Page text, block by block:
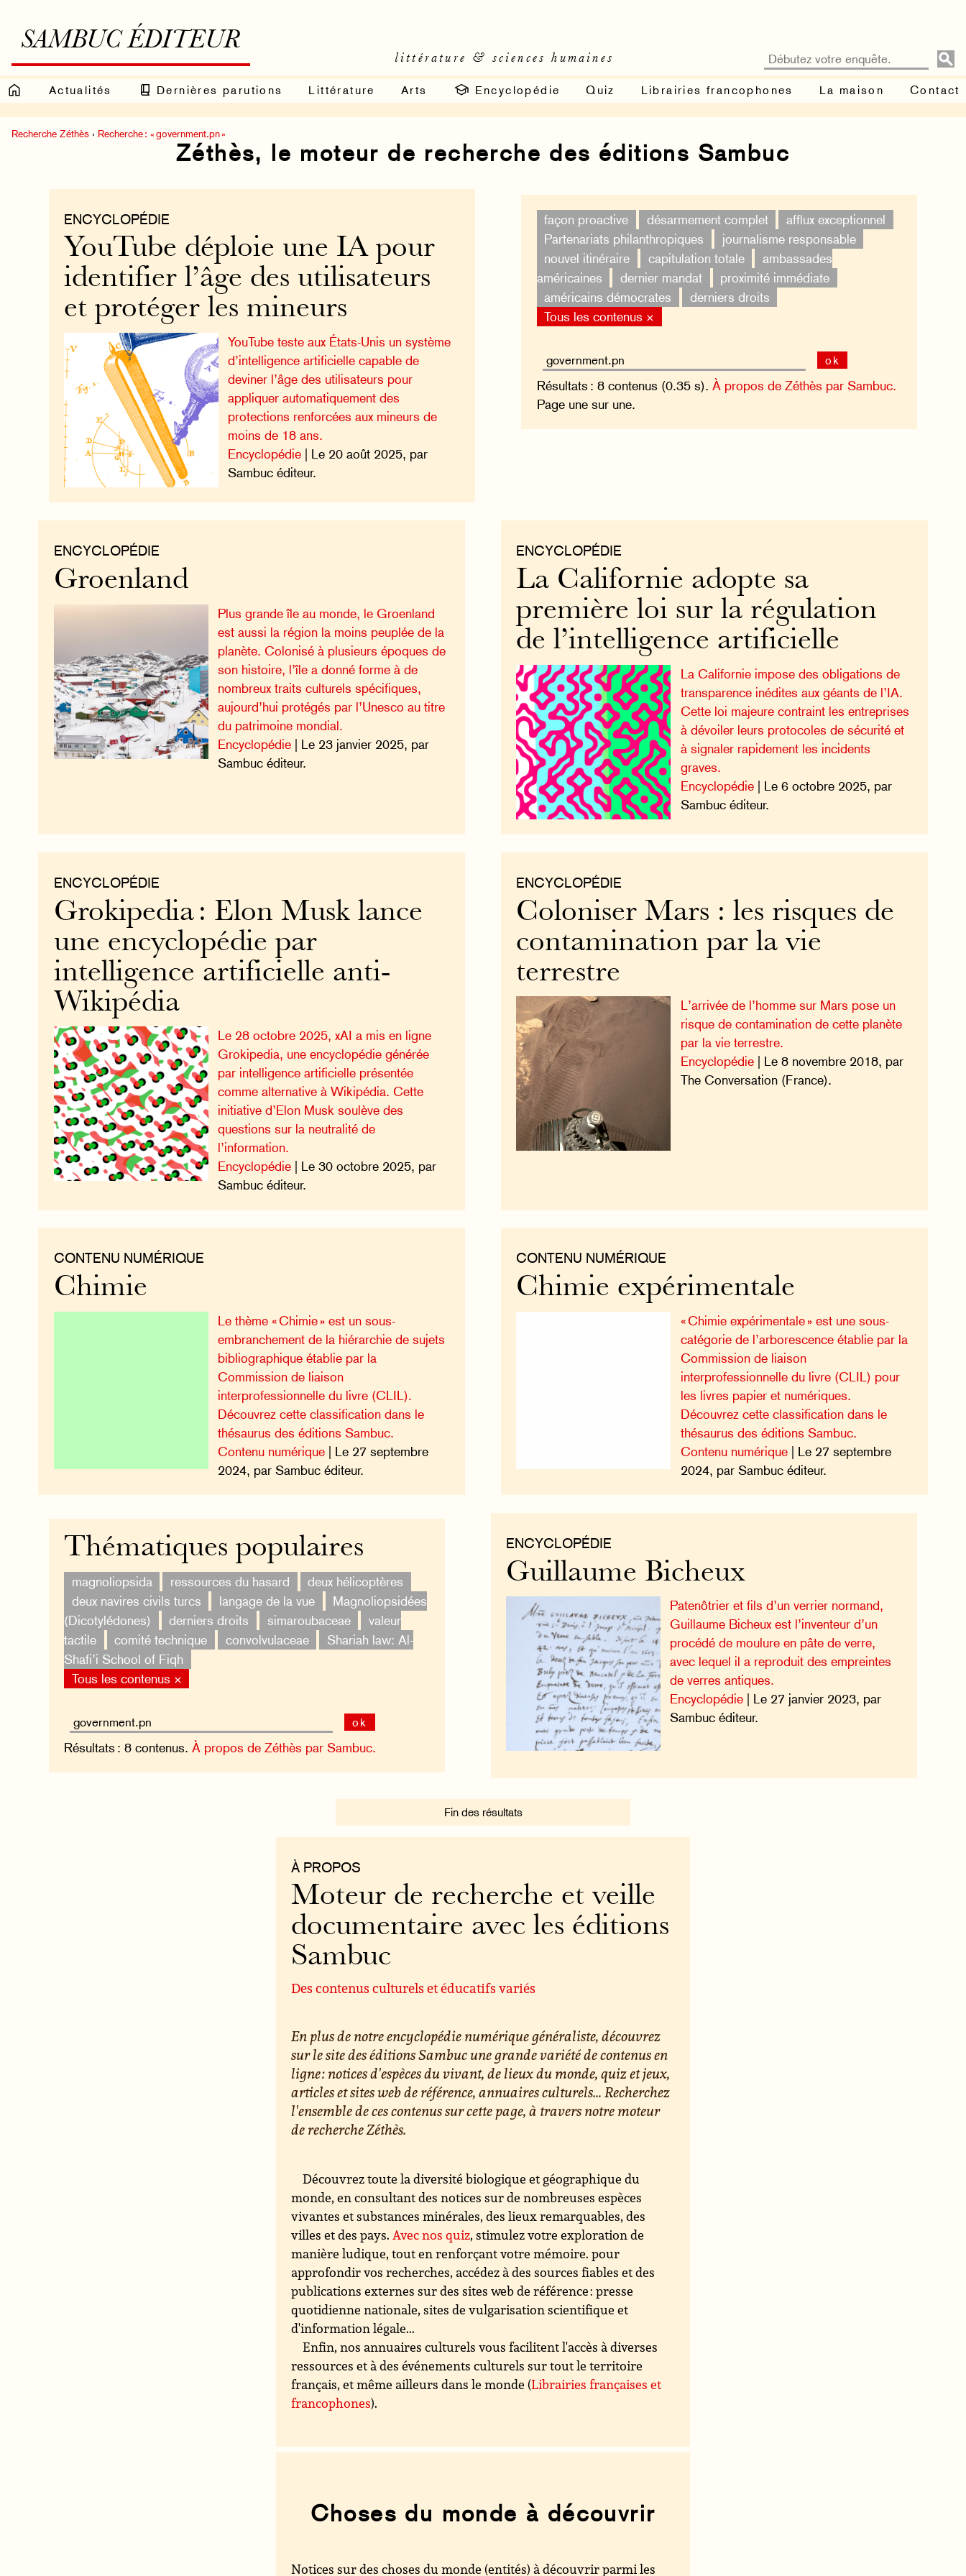
SAMBUC ÉDITEUR
littérature & sciences humaines
Actualités Dernières parutions Littérature Arts Encyclopédie Quiz Librairies francophones La maison Contact
Recherche Zéthès › Recherche : « government.pn »
Zéthès, le moteur de recherche des éditions Sambuc
façon proactive désarmement complet
afflux exceptionnel
Partenariats philanthropiques
journalisme responsable
nouvel itinéraire
capitulation totale
ambassades
américaines
dernier mandat
proximité immédiate
américains démocrates
derniers droits
Tous les contenus ×
ok
Résultats : 8 contenus (0.35 s). À propos de Zéthès par Sambuc.
Page une sur une.
ENCYCLOPÉDIE
YouTube déploie une IA pour
identifier l’âge des utilisateurs
et protéger les mineurs
YouTube teste aux États-Unis un système
d’intelligence artificielle capable de
deviner l’âge des utilisateurs pour
appliquer automatiquement des
protections renforcées aux mineurs de
moins de 18 ans.
Encyclopédie | Le 20 août 2025, par
Sambuc éditeur.
ENCYCLOPÉDIE
La Californie adopte sa
première loi sur la régulation
de l’intelligence artificielle
La Californie impose des obligations de
transparence inédites aux géants de l’IA.
Cette loi majeure contraint les entreprises
à dévoiler leurs protocoles de sécurité et
à signaler rapidement les incidents
graves.
Encyclopédie| Le 6 octobre 2025, par
Sambuc éditeur.
ENCYCLOPÉDIE
Groenland
Plus grande île au monde, le Groenland
est aussi la région la moins peuplée de la
planète. Colonisé à plusieurs époques de
son histoire, l’île a donné forme à de
nombreux traits culturels spécifiques,
aujourd’hui protégés par l’Unesco au titre
du patrimoine mondial.
Encyclopédie | Le 23 janvier 2025, par
Sambuc éditeur.
ENCYCLOPÉDIE
Coloniser Mars : les risques de
contamination par la vie
terrestre
L’arrivée de l’homme sur Mars pose un
risque de contamination de cette planète
par la vie terrestre.
Encyclopédie| Le 8 novembre 2018, par
The Conversation (France).
ENCYCLOPÉDIE
Grokipedia : Elon Musk lance
une encyclopédie par
intelligence artificielle anti-
Wikipédia
Le 28 octobre 2025, xAI a mis en ligne
Grokipedia, une encyclopédie générée
par intelligence artificielle présentée
comme alternative à Wikipédia. Cette
initiative d’Elon Musk soulève des
questions sur la neutralité de
l’information.
Encyclopédie | Le 30 octobre 2025, par
Sambuc éditeur.
CONTENU NUMÉRIQUE
Chimie expérimentale
« Chimie expérimentale » est une sous-
catégorie de l’arborescence établie par la
Commission de liaison
interprofessionnelle du livre (CLIL) pour
les livres papier et numériques.
Découvrez cette classification dans le
thésaurus des éditions Sambuc.
Contenu numérique| Le 27 septembre
2024, par Sambuc éditeur.
CONTENU NUMÉRIQUE
Chimie
Le thème « Chimie » est un sous-
embranchement de la hiérarchie de sujets
bibliographique établie par la
Commission de liaison
interprofessionnelle du livre (CLIL).
Découvrez cette classification dans le
thésaurus des éditions Sambuc.
Contenu numérique | Le 27 septembre
2024, par Sambuc éditeur.
ENCYCLOPÉDIE
Guillaume Bicheux
Patenôtrier et fils d’un verrier normand,
Guillaume Bicheux est l’inventeur d’un
procédé de moulure en pâte de verre,
avec lequel il a reproduit des empreintes
de verres antiques.
Encyclopédie | Le 27 janvier 2023, par
Sambuc éditeur.
Thématiques populaires
magnoliopsida ressources du hasard
deux hélicoptères
deux navires civils turcs
langage de la vue
Magnoliopsidées
(Dicotylédones)
derniers droits simaroubaceae
valeur
tactile
comité technique convolvulaceae
Shariah law: Al-
Shafi’i School of Fiqh
Tous les contenus ×
ok
Résultats : 8 contenus. À propos de Zéthès par Sambuc.
Fin des résultats
À PROPOS
Moteur de recherche et veille
documentaire avec les éditions
Sambuc
Des contenus culturels et éducatifs variés
En plus de notre encyclopédie numérique généraliste, découvrez
sur le site des éditions Sambuc une grande variété de contenus en
ligne : notices d'espèces du vivant, de lieux du monde, quiz et jeux,
articles et sites web de référence, annuaires culturels... Recherchez
l'ensemble de ces contenus sur cette page, à travers notre moteur
de recherche Zéthès.
Découvrez toute la diversité biologique et géographique du
monde, en consultant des notices sur de nombreuses espèces
vivantes et substances minérales, des lieux remarquables, des
villes et des pays.Avec nos quiz, stimulez votre exploration de
manière ludique, tout en renforçant votre mémoire. pour
approfondir vos recherches, accédez à des sources fiables et des
publications externes sur des sites web de référence : presse
quotidienne nationale, sites de vulgarisation scientifique et
d'information légale...
Enfin, nos annuaires culturels vous facilitent l'accès à diverses
ressources et à des événements culturels sur tout le territoire
français, et même ailleurs dans le monde (Librairies françaises et
francophones).
Choses du monde à découvrir
Notices sur des choses du monde (entités) à découvrir parmi les